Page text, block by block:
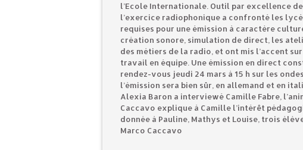
l’Ecole Internationale. Outil par excellence
l’exercice radiophonique a confronté les
requises pour une émission à caractère
création sonore, simulation de direct, les
des métiers de la radio, et ont mis l’accent
travail en équipe. Une émission en direct
rendez-vous jeudi 24 mars à 15 h sur les
l’émission sera bien sûr, en allemand et en
Alexia Baron a interviewé Camille Fabre,
Caccavo explique à Camille l’intérêt
donnée à Pauline, Mathys et Louise, trois
Marco Caccavo